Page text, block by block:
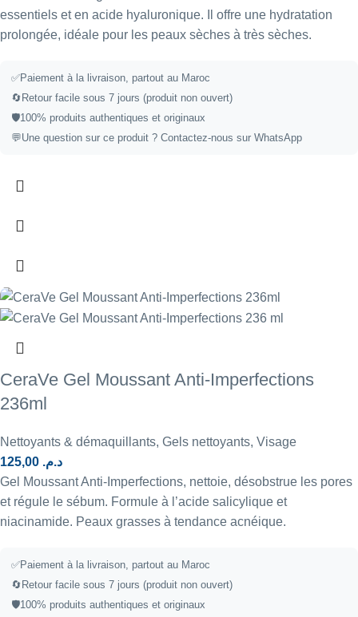
essentiels et en acide hyaluronique. Il offre une hydratation
prolongée, idéale pour les peaux sèches à très sèches.
✅Paiement à la livraison, partout au Maroc
🔄 Retour facile sous 7 jours (produit non ouvert)
🛡️100% produits authentiques et originaux
💬Une question sur ce produit ? Contactez-nous sur WhatsApp
CeraVe Gel Moussant Anti-Imperfections
236ml
Nettoyants & démaquillants, Gels nettoyants, Visage
د.م.
Gel Moussant Anti-Imperfections, nettoie, désobstrue les pores
et régule le sébum. Formule à l’acide salicylique et
niacinamide. Peaux grasses à tendance acnéique.
✅Paiement à la livraison, partout au Maroc
🔄 Retour facile sous 7 jours (produit non ouvert)
🛡️100% produits authentiques et originaux